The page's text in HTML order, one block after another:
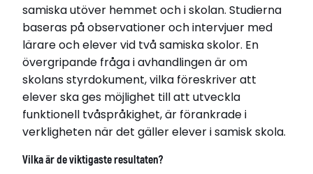
samiska utöver hemmet och i skolan. Studierna
baseras på observationer och intervjuer med
lärare och elever vid två samiska skolor. En
övergripande fråga i avhandlingen är om
skolans styrdokument, vilka föreskriver att
elever ska ges möjlighet till att utveckla
funktionell tvåspråkighet, är förankrade i
verkligheten när det gäller elever i samisk skola.
Vilka är de viktigaste resultaten?